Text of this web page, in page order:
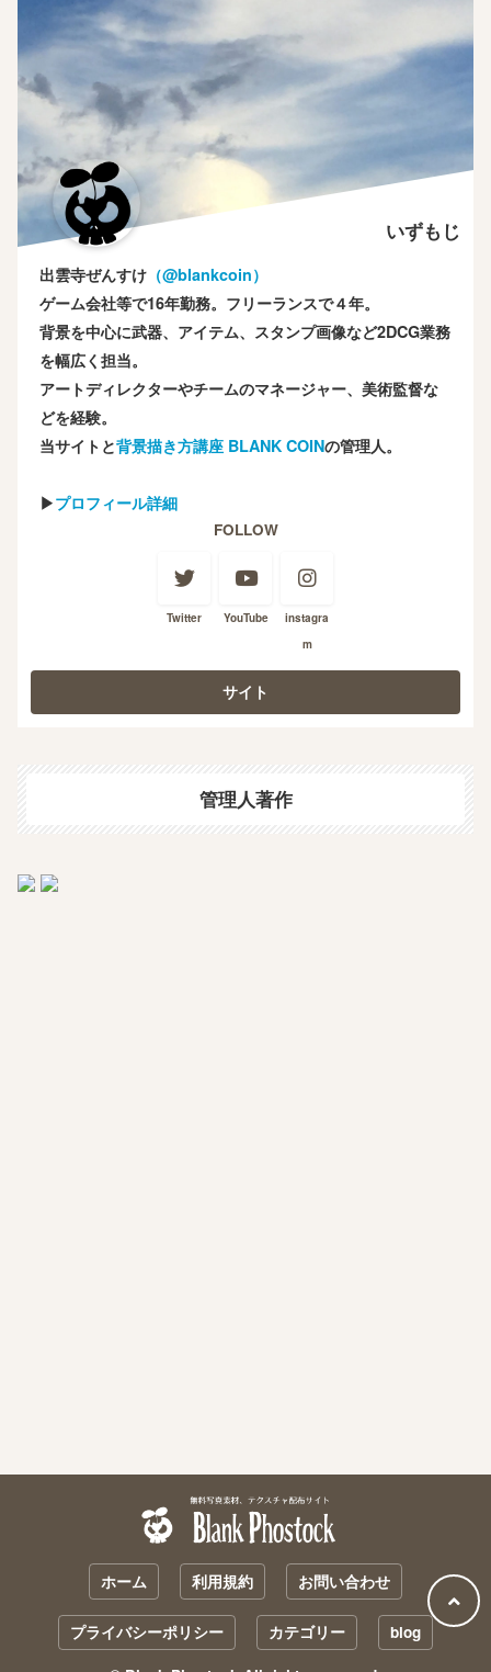
いずもじ
出雲寺ぜんすけ （‎@blankcoin）
ゲーム会社等で16年勤務。フリーランスで４年。
背景を中心に武器、アイテム、スタンプ画像など2DCG業務
を幅広く担当。
アートディレクターやチームのマネージャー、美術監督な
どを経験。
当サイトと背景描き方講座 BLANK COINの管理人。
▶プロフィール詳細
FOLLOW
Twitter YouTube
instagra
m
管理人著作
ホーム 利用規約 お問い合わせ
プライバシーポリシー カテゴリー blog